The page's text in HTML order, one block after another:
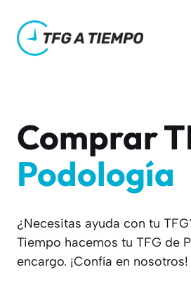
contenido
Comprar
Podología
¿Necesitas ayuda con tu
Tiempo hacemos tu TFG de
encargo. ¡Confía en nosotros!